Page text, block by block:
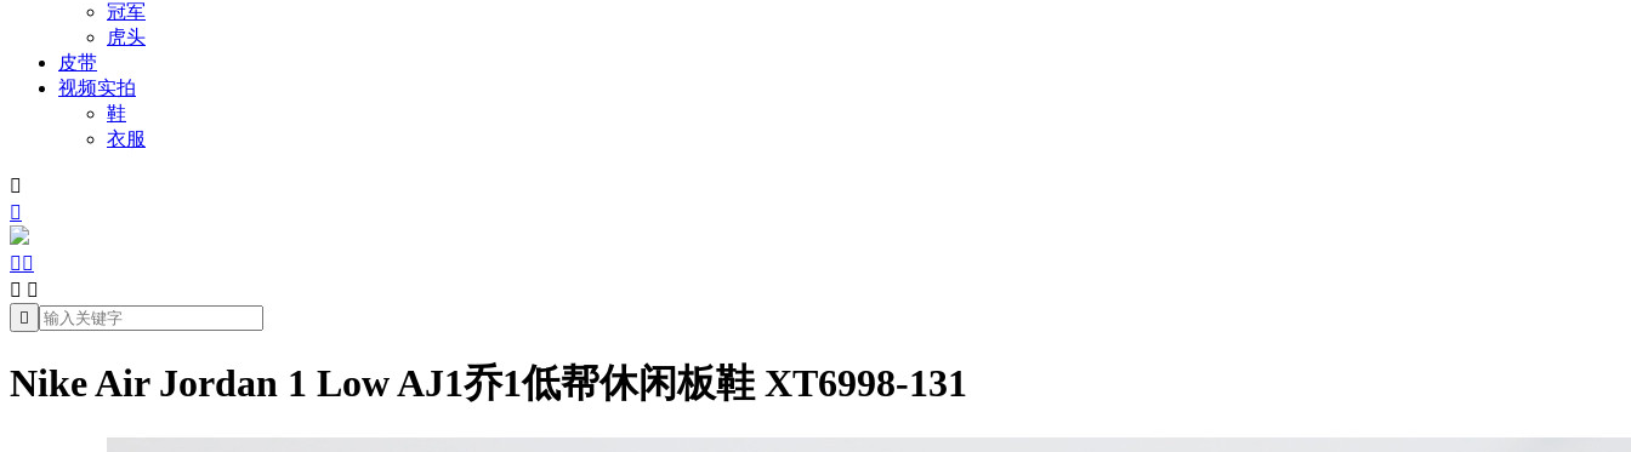
冠军
虎头
皮带
视频实拍
鞋
衣服


 
 

Nike Air Jordan 1 Low AJ1乔1低帮休闲板鞋 XT6998-131